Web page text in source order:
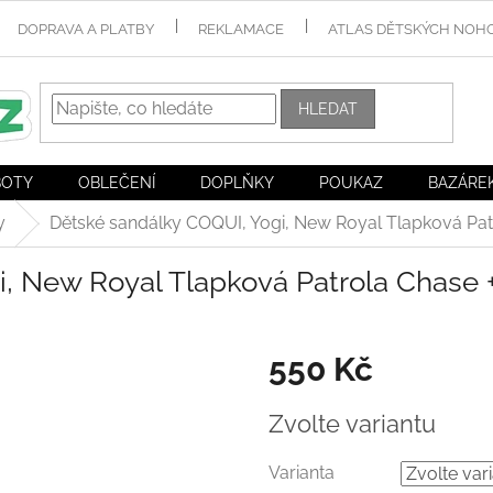
DOPRAVA A PLATBY REKLAMACE ATLAS DĚTSKÝCH
HLEDAT
OBLEČENÍ DOPLŇKY POUKAZ
Dětské sandálky COQUI, Yogi, New Royal Tlapková
New Royal Tlapková Patrola Chase
550 Kč
cena:
Zvolte variantu
Varianta